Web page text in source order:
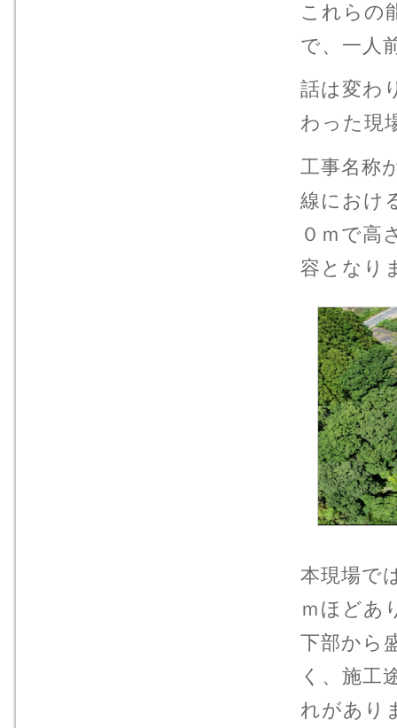
これらの
で、一人
話は変わ
わった現
工事名称
線におけ
０ｍで高
容となり
本現場で
ｍほどあ
下部から
く、施工
れがあり